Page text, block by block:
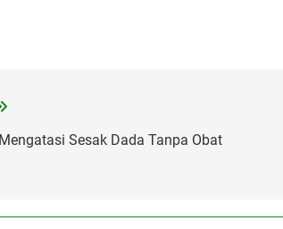
Sesak Dada Tanpa Obat